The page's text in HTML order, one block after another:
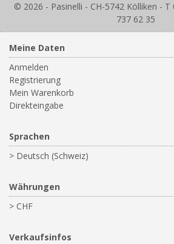
© 2026 - Pasinelli - CH-5742 Kölliken - T
737 62 35
Meine Daten
Anmelden
Registrierung
Mein Warenkorb
Direkteingabe
Sprachen
> Deutsch (Schweiz)
Währungen
> CHF
Verkaufsinfos